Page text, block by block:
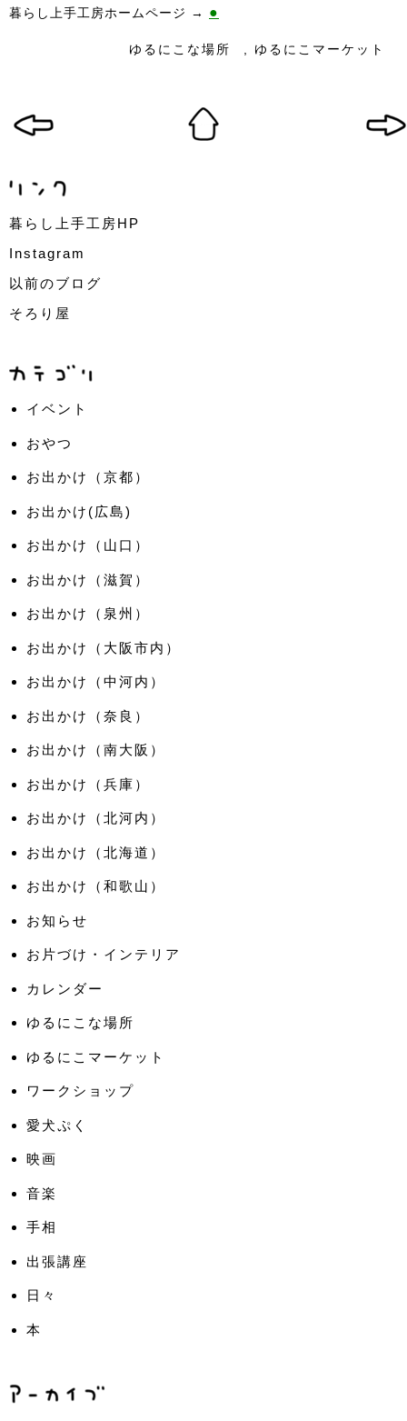
暮らし上手工房ホームページ → ●
ゆるにこな場所 ゆるにこマーケット
暮らし上手工房HP
Instagram
以前のブログ
そろり屋
イベント
おやつ
お出かけ（京都）
お出かけ(広島)
お出かけ（山口）
お出かけ（滋賀）
お出かけ（泉州）
お出かけ（大阪市内）
お出かけ（中河内）
お出かけ（奈良）
お出かけ（南大阪）
お出かけ（兵庫）
お出かけ（北河内）
お出かけ（北海道）
お出かけ（和歌山）
お知らせ
お片づけ・インテリア
カレンダー
ゆるにこな場所
ゆるにこマーケット
ワークショップ
愛犬ぷく
映画
音楽
手相
出張講座
日々
本